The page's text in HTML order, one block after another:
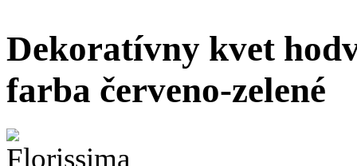
Dekoratívny kvet
farba červeno-zelené